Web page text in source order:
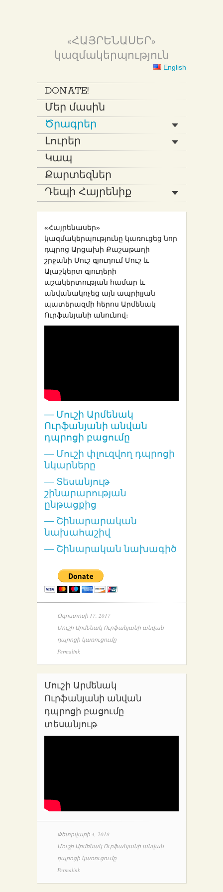
«ՀԱՅՐԵՆԱՍԵՐ»
կազմակերպություն
English
DONATE!
Մեր մասին
Ծրագրեր
Լուրեր
Կապ
Քարտեզներ
Դեպի Հայրենիք
«Հայրենասեր»
կազմակերպությունը կառուցեց նոր
դպրոց Արցախի Քաշաթաղի
շրջանի Մուշ գյուղում Մուշ և
Ալաշկերտ գյուղերի
աշակերտության համար և
անվանակոչեց այն ապրիլյան
պատերազմի հերոս Արմենակ
Ուրֆանյանի անունով։
— Մուշի Արմենակ
Ուրֆանյանի անվան
դպրոցի բացումը
— Մուշի փլուզվող դպրոցի
նկարները
— Տեսանյութ
շինարարության
ընթացքից
— Շինարարական
նախահաշիվ
— Շինարական նախագիծ
Օգոստոսի 17, 2017
Մուշի Արմենակ Ուրֆանյանի անվան
դպրոցի կառուցումը
Permalink
Մուշի Արմենակ
Ուրֆանյանի անվան
դպրոցի բացումը
տեսանյութ
Փետրվարի 4, 2018
Մուշի Արմենակ Ուրֆանյանի անվան
դպրոցի կառուցումը
Permalink